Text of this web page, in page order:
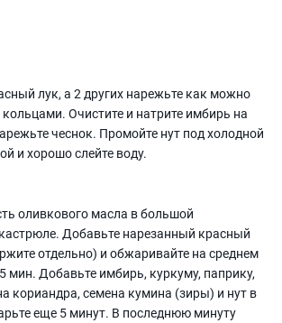
лук, а 2 других нарежьте как можно
Очистите и натрите имбирь на
чеснок. Промойте нут под холодной
и хорошо слейте воду.
оливкового масла в большой
Добавьте нарезанный красный
отдельно) и обжаривайте на среднем
мин. Добавьте имбирь, куркуму, паприку,
кориандра, семена кумина (зиры) и нут в
еще 5 минут. В последнюю минуту